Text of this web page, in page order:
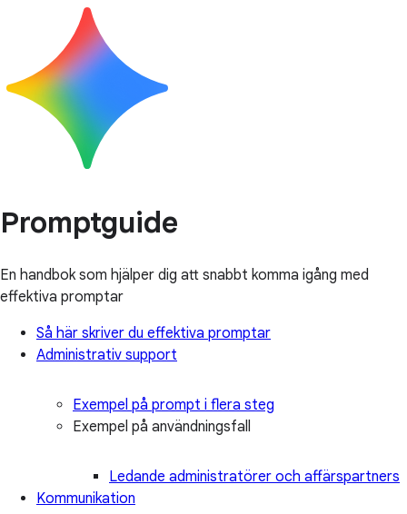
Promptguide
En handbok som hjälper dig att snabbt komma igång med
effektiva promptar
Så här skriver du effektiva promptar
Administrativ support
Exempel på prompt i flera steg
Exempel på användningsfall
Ledande administratörer och affärspartners
Kommunikation